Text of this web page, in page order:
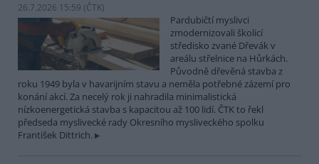
26.7.2026 15:59 (ČTK)
Pardubičtí myslivci
zmodernizovali školicí
středisko zvané Dřevák v
areálu střelnice na Hůrkách.
Původně dřevěná stavba z
roku 1949 byla v havarijním stavu a neměla potřebné zázemí pro
konání akcí. Za necelý rok ji nahradila minimalistická
nízkoenergetická stavba s kapacitou až 100 lidí. ČTK to řekl
předseda myslivecké rady Okresního mysliveckého spolku
František Dittrich.